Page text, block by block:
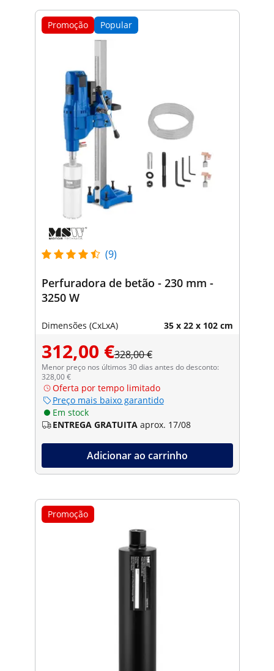
Promoção Popular
(9)
Perfuradora de betão - 230 mm -
3250 W
Dimensões (CxLxA) 35 x 22 x 102 cm
312,00 €328,00 €
Menor preço nos últimos 30 dias antes do desconto:
328,00 €
Oferta por tempo limitado
Preço mais baixo garantido
Em stock
ENTREGA GRATUITA aprox. 17/08
Adicionar ao carrinho
Promoção